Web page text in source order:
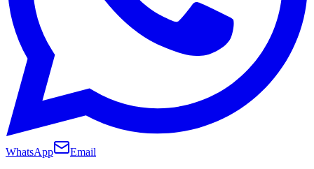
WhatsApp
Email